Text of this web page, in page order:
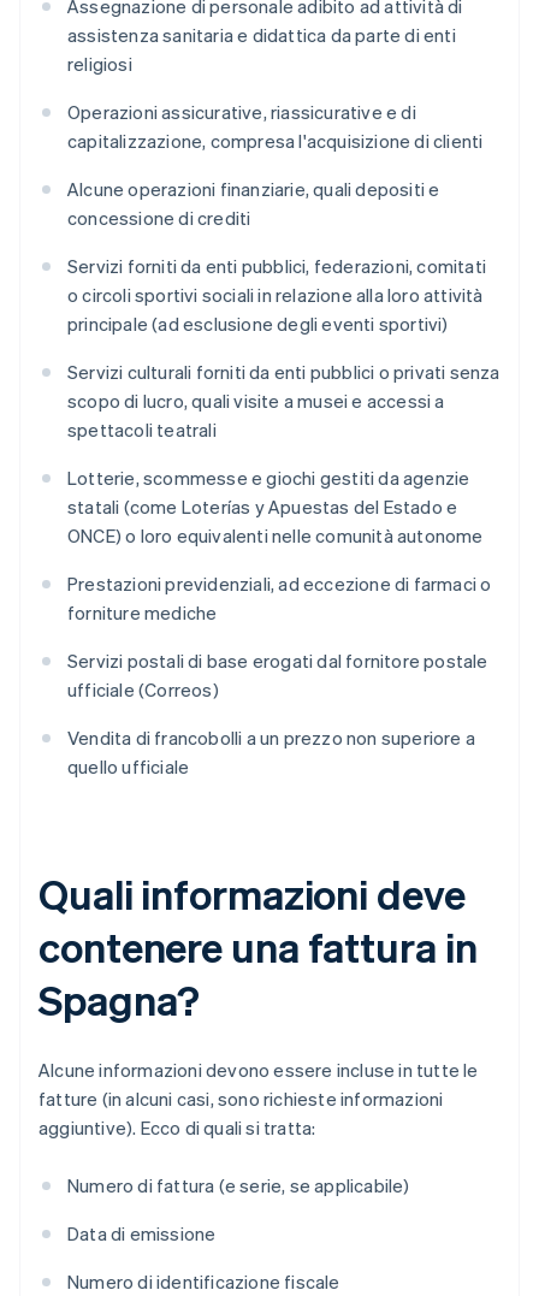
Assegnazione di personale adibito ad attività di
assistenza sanitaria e didattica da parte di enti
religiosi
Operazioni assicurative, riassicurative e di
capitalizzazione, compresa l'acquisizione di clienti
Alcune operazioni finanziarie, quali depositi e
concessione di crediti
Servizi forniti da enti pubblici, federazioni, comitati
o circoli sportivi sociali in relazione alla loro attività
principale (ad esclusione degli eventi sportivi)
Servizi culturali forniti da enti pubblici o privati senza
scopo di lucro, quali visite a musei e accessi a
spettacoli teatrali
Lotterie, scommesse e giochi gestiti da agenzie
statali (come Loterías y Apuestas del Estado e
ONCE) o loro equivalenti nelle comunità autonome
Prestazioni previdenziali, ad eccezione di farmaci o
forniture mediche
Servizi postali di base erogati dal fornitore postale
ufficiale (Correos)
Vendita di francobolli a un prezzo non superiore a
quello ufficiale
Quali informazioni deve
contenere una fattura in
Spagna?
Alcune informazioni devono essere incluse in tutte le
fatture (in alcuni casi, sono richieste informazioni
aggiuntive). Ecco di quali si tratta:
Numero di fattura (e serie, se applicabile)
Data di emissione
Numero di identificazione fiscale